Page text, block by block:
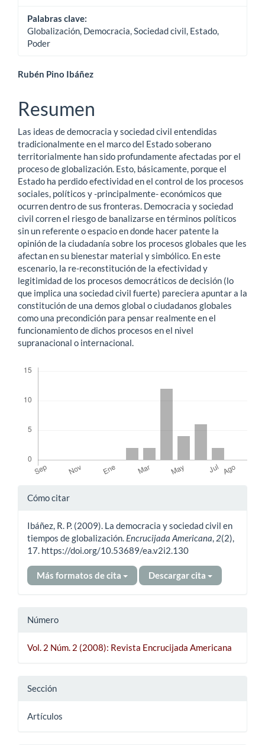
Palabras clave:
Globalización, Democracia, Sociedad civil, Estado,
Poder
Contenido
principal
del
artículo
Rubén Pino Ibáñez
Resumen
Las ideas de democracia y sociedad civil entendidas
tradicionalmente en el marco del Estado soberano
territorialmente han sido profundamente afectadas por el
proceso de globalización. Esto, básicamente, porque el
Estado ha perdido efectividad en el control de los procesos
sociales, políticos y -principalmente- económicos que
ocurren dentro de sus fronteras. Democracia y sociedad
civil corren el riesgo de banalizarse en términos políticos
sin un referente o espacio en donde hacer patente la
opinión de la ciudadanía sobre los procesos globales que les
afectan en su bienestar material y simbólico. En este
escenario, la re-reconstitución de la efectividad y
legitimidad de los procesos democráticos de decisión (lo
que implica una sociedad civil fuerte) pareciera apuntar a la
constitución de una demos global o ciudadanos globales
como una precondición para pensar realmente en el
funcionamiento de dichos procesos en el nivel
supranacional o internacional.
Detalles
artículo
Cómo citar
Ibáñez, R. P. (2009). La democracia y sociedad civil en
tiempos de globalización. Encrucijada Americana, 2(2),
17. https://doi.org/10.53689/ea.v2i2.130
Más formatos de cita Descargar cita
Número
Vol. 2 Núm. 2 (2008): Revista Encrucijada Americana
Sección
Artículos